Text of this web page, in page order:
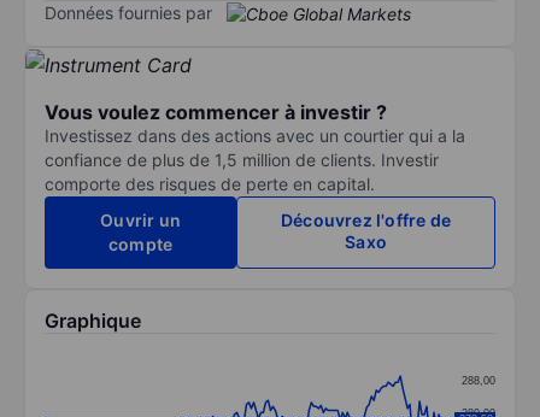
Données fournies par
Vous voulez commencer à investir ?
Investissez dans des actions avec un courtier qui a la
confiance de plus de 1,5 million de clients. Investir
comporte des risques de perte en capital.
Ouvrir un
compte
Découvrez l'offre de
Saxo
Graphique
Line chart with 172 data points.
280,00
288,00